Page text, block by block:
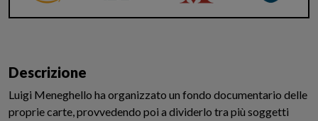
Descrizione
Luigi Meneghello ha organizzato un fondo documentario delle
proprie carte, provvedendo poi a dividerlo tra più soggetti